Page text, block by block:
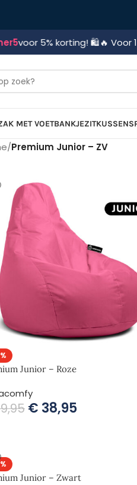
korting! 🛍️🔥 Voor 15:00
MET VOETBANKJEZITKUSSENS
/Premium Junior – ZV
Junior – Roze
€ 38,95
Junior – Zwart